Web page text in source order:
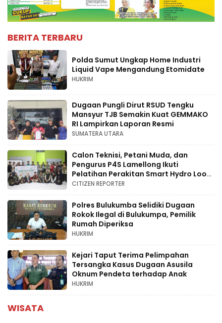
BERITA TERBARU
Polda Sumut Ungkap Home Industri
Liquid Vape Mengandung Etomidate
HUKRIM
Dugaan Pungli Dirut RSUD Tengku
Mansyur TJB Semakin Kuat GEMMAKO
RI Lampirkan Laporan Resmi
SUMATERA UTARA
Calon Teknisi, Petani Muda, dan
Pengurus P4S Lamellong Ikuti
Pelatihan Perakitan Smart Hydro Loop
di Desa Kajaolaliddong
CITIZEN REPORTER
Polres Bulukumba Selidiki Dugaan
Rokok Ilegal di Bulukumpa, Pemilik
Rumah Diperiksa
HUKRIM
Kejari Taput Terima Pelimpahan
Tersangka Kasus Dugaan Asusila
Oknum Pendeta terhadap Anak
HUKRIM
WISATA